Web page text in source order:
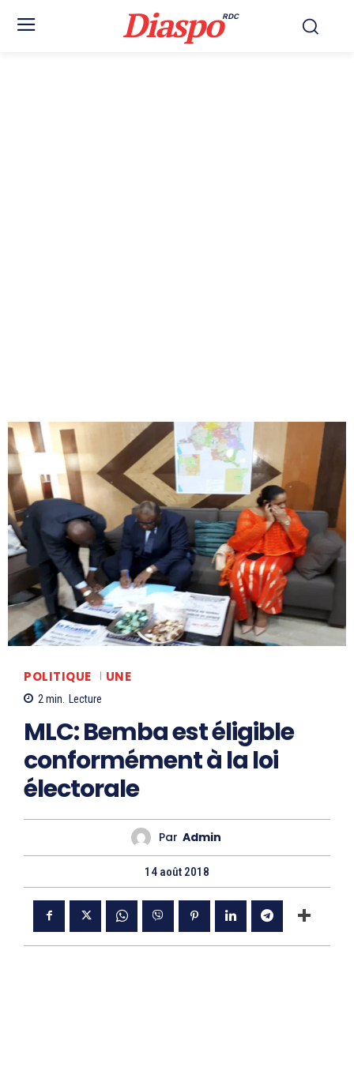
DiaspoRDC
POLITIQUE UNE
2min. Lecture
MLC: Bemba est éligible
conformément à la loi
électorale
Par Admin
14 août 2018